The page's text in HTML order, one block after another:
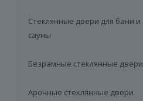
Cтеклянные двери для бани и
сауны
Безрамные стеклянные двери
Арочные стеклянные двери